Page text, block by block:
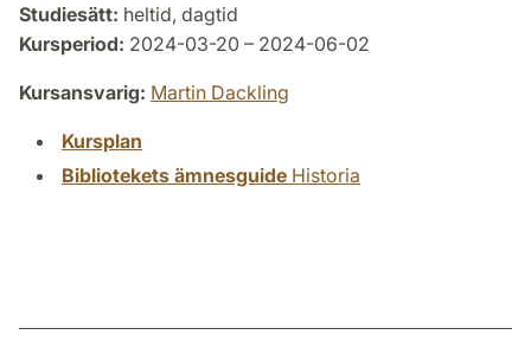
Studiesätt: heltid, dagtid
Kursperiod: 2024-03-20 – 2024-06-02
Kursansvarig: Martin Dackling
Kursplan
Bibliotekets ämnesguide Historia